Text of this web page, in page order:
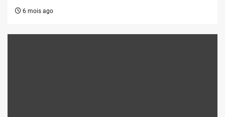
6 mois ago